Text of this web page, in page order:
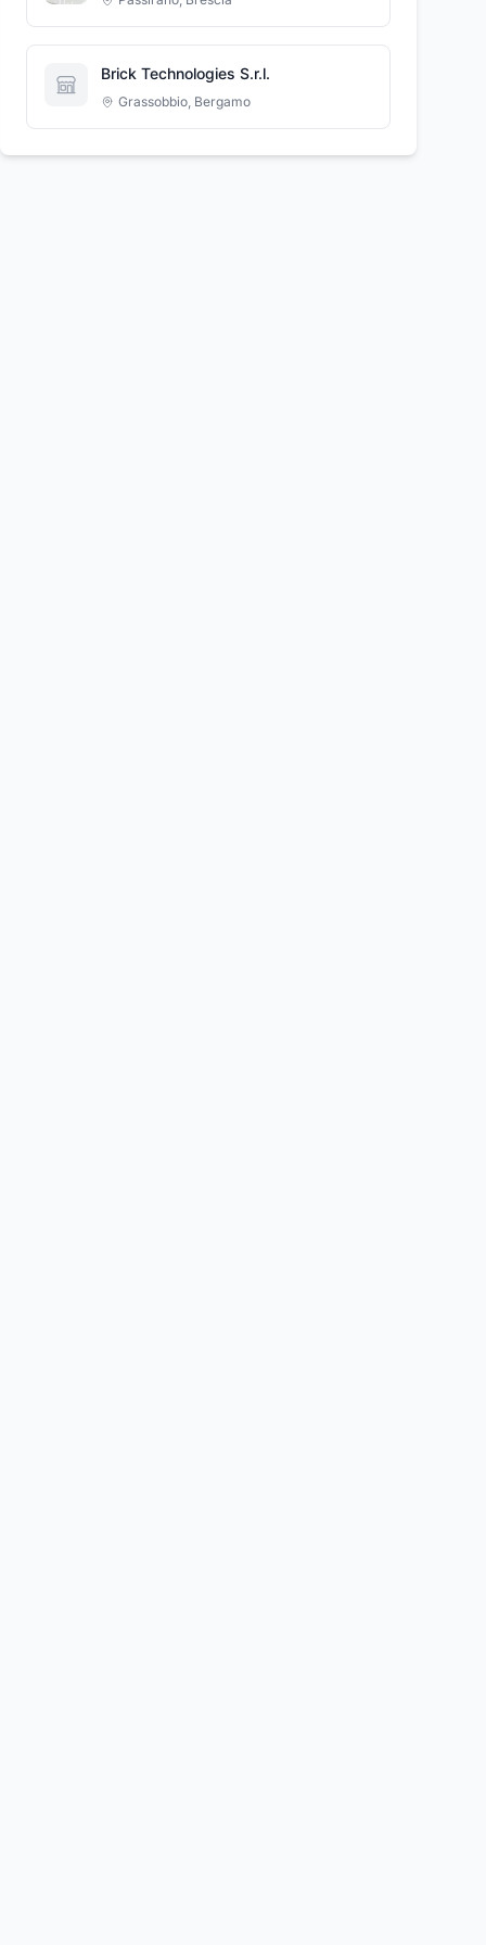
Brick Technologies S.r.l.
Grassobbio, Bergamo